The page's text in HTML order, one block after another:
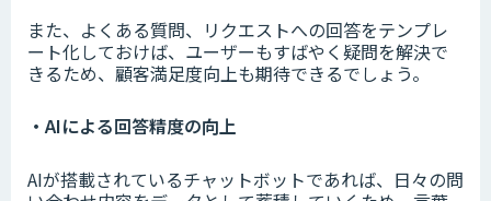
また、よくある質問、リクエストへの回答をテンプレ
ート化しておけば、ユーザーもすばやく疑問を解決で
きるため、顧客満足度向上も期待できるでしょう。
・AIによる回答精度の向上
AIが搭載されているチャットボットであれば、日々の問